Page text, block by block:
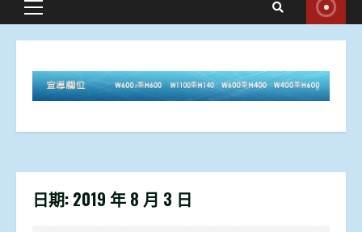
Primary
日期: 2019 年 8 月 3 日